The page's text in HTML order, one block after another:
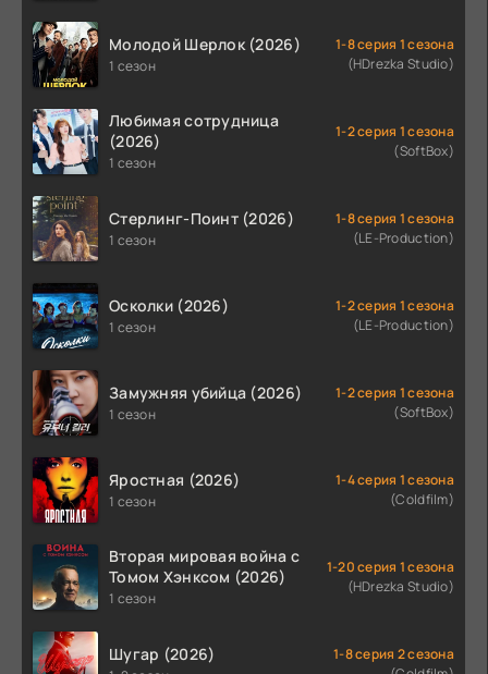
Молодой Шерлок (2026)
1 сезон
1-8 серия 1 сезона
(HDrezka Studio)
Любимая сотрудница
(2026)
1 сезон
1-2 серия 1 сезона
(SoftBox)
Стерлинг-Поинт (2026)
1 сезон
1-8 серия 1 сезона
(LE-Production)
Осколки (2026)
1 сезон
1-2 серия 1 сезона
(LE-Production)
Замужняя убийца (2026)
1 сезон
1-2 серия 1 сезона
(SoftBox)
Яростная (2026)
1 сезон
1-4 серия 1 сезона
(Coldfilm)
Вторая мировая война с
Томом Хэнксом (2026)
1 сезон
1-20 серия 1 сезона
(HDrezka Studio)
Шугар (2026)
1-8 серия 2 сезона